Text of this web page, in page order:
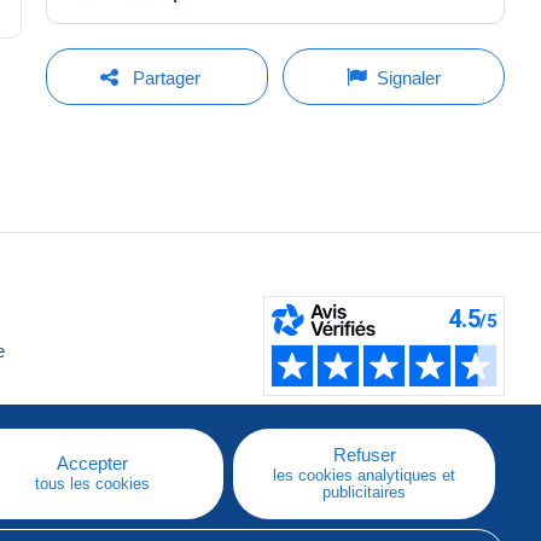
Partager Signaler
Accepter
tous les cookies
Refuser
les cookies analytiques et
publicitaires